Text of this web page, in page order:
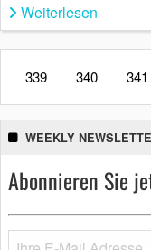
Weiterlesen
339 340 341
WEEKLY
Abonnieren Sie